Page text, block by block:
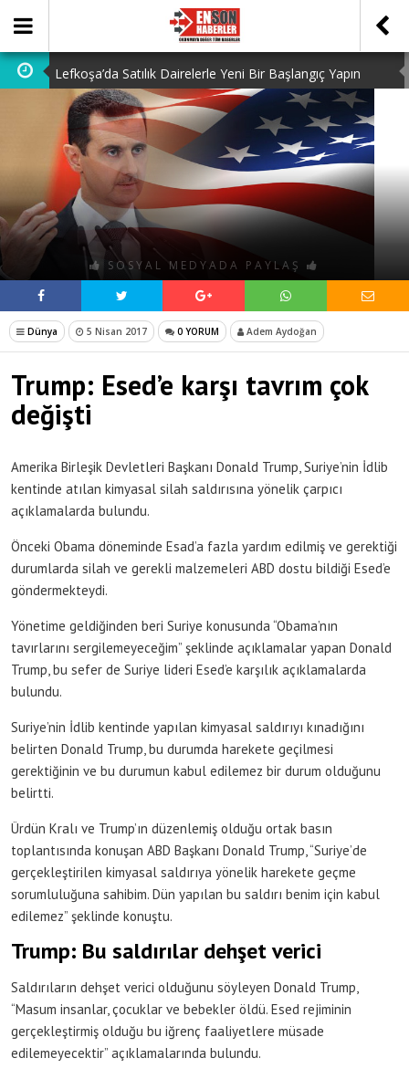
Lefkoşa’da Satılık Dairelerle Yeni Bir Başlangıç Yapın
Dedektiflik: Gizli Bilgilerin Peşindeki Uzmanlık
Dijital Ürün Pasaportu Firmaları: En İyi 10 Şirket
Ucuz Hazır Sistem ile İşletme Maliyetlerinizi Düşürün
Discover the Benefits of Using a Free TDEE Calculator
Today
SOSYAL MEDYADA PAYLAŞ
Dünya 5 Nisan 2017 0 YORUM Adem Aydoğan
Trump: Esed’e karşı tavrım çok
değişti
Amerika Birleşik Devletleri Başkanı Donald Trump, Suriye’nin İdlib
kentinde atılan kimyasal silah saldırısına yönelik çarpıcı
açıklamalarda bulundu.
Önceki Obama döneminde Esad’a fazla yardım edilmiş ve gerektiği
durumlarda silah ve gerekli malzemeleri ABD dostu bildiği Esed’e
göndermekteydi.
Yönetime geldiğinden beri Suriye konusunda “Obama’nın
tavırlarını sergilemeyeceğim” şeklinde açıklamalar yapan Donald
Trump, bu sefer de Suriye lideri Esed’e karşılık açıklamalarda
bulundu.
Suriye’nin İdlib kentinde yapılan kimyasal saldırıyı kınadığını
belirten Donald Trump, bu durumda harekete geçilmesi
gerektiğinin ve bu durumun kabul edilemez bir durum olduğunu
belirtti.
Ürdün Kralı ve Trump’ın düzenlemiş olduğu ortak basın
toplantısında konuşan ABD Başkanı Donald Trump, “Suriye’de
gerçekleştirilen kimyasal saldırıya yönelik harekete geçme
sorumluluğuna sahibim. Dün yapılan bu saldırı benim için kabul
edilemez” şeklinde konuştu.
Trump: Bu saldırılar dehşet verici
Saldırıların dehşet verici olduğunu söyleyen Donald Trump,
“Masum insanlar, çocuklar ve bebekler öldü. Esed rejiminin
gerçekleştirmiş olduğu bu iğrenç faaliyetlere müsade
edilemeyecektir” açıklamalarında bulundu.